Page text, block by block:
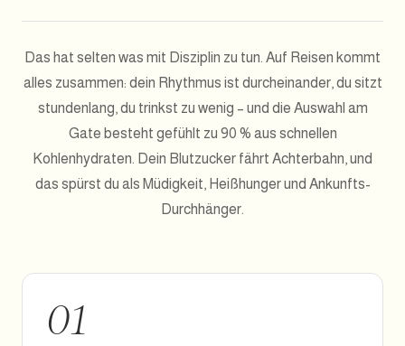
Das hat selten was mit Disziplin zu tun. Auf Reisen kommt
alles zusammen: dein Rhythmus ist durcheinander, du sitzt
stundenlang, du trinkst zu wenig – und die Auswahl am
Gate besteht gefühlt zu 90 % aus schnellen
Kohlenhydraten. Dein Blutzucker fährt Achterbahn, und
das spürst du als Müdigkeit, Heißhunger und Ankunfts-
Durchhänger.
01